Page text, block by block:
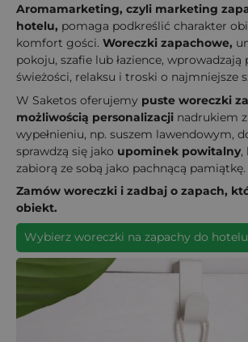
Aromamarketing, czyli marketing
hotelu,​​ pomaga podkreślić charakter
komfort gości. Woreczki zapachowe,
pokoju, szafie lub łazience, wprowadzają
świeżości, relaksu i troski o najmniejsze
W Saketos oferujemy puste woreczki
możliwością personalizacji nadrukiem
wypełnieniu, np. suszem lawendowym,
sprawdzą się jako upominek powitalny,
zabiorą ze sobą jako pachnącą pamiątkę.
Zamów woreczki i zadbaj o zapach,
obiekt.
Wybierz woreczki na zapachy do hotelu